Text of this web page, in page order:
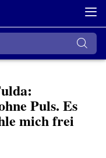
Puls. Es
mich frei